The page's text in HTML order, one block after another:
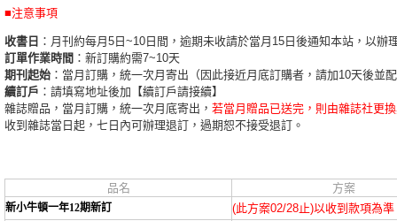
■注意事項
收書日 ：月刊約每月5日~10日間，逾期未收請於當月15日後通知本站，以辦
訂單作業時間 ：新訂購約需7~10天
期刊起始 ：當月訂購，統一次月寄出（因此接近月底訂購者，請加10天後並
續訂戶 ：請填寫地址後加【續訂戶請接續】
雜誌贈品，當月訂購，統一次月底寄出， 若當月贈品已送完，則由雜誌社更
收到雜誌當日起，七日內可辦理退訂，過期恕不接受退訂。
品名 方案
新小牛頓一年12期新訂 (此方案02/28止)以收到款項為準